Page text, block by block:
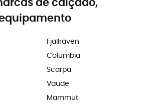
de calçado,
Fjällräven
Columbia
Scarpa
Vaude
Mammut